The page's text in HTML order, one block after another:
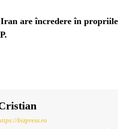
are încredere în
bizpress.ro